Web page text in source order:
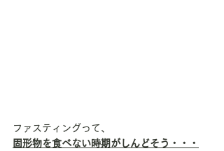
ファスティングって、
固形物を食べない時期がしんどそう・・・